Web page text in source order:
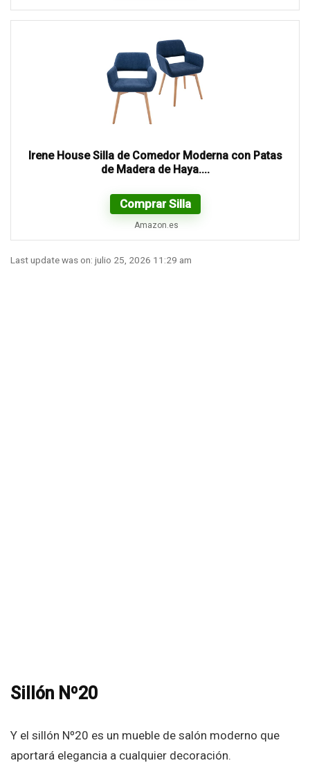
Irene House Silla de Comedor Moderna con Patas
de Madera de Haya....
Comprar Silla
Amazon.es
Last update was on: julio 25, 2026 11:29 am
Sillón Nº20
Y el sillón Nº20 es un mueble de salón moderno que
aportará elegancia a cualquier decoración.